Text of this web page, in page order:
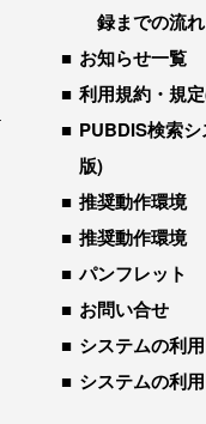
録までの流れ
お知らせ一覧
利用規約・規
PUBDIS検索
版)
推奨動作環境
推奨動作環境
パンフレット
お問い合せ
システムの利
システムの利